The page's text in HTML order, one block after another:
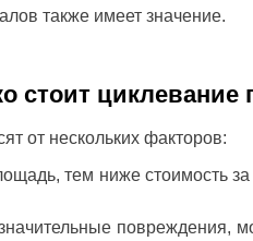
также имеет значение.
стоит циклевание
от нескольких факторов:
тем ниже стоимость
повреждения,